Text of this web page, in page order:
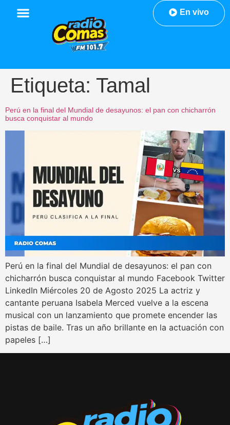
En vivo
Etiqueta: Tamal
Perú en la final del Mundial de desayunos: el pan con chicharrón
busca conquistar al mundo
Perú en la final del Mundial de desayunos: el pan con
chicharrón busca conquistar al mundo Facebook Twitter
LinkedIn Miércoles 20 de Agosto 2025 La actriz y
cantante peruana Isabela Merced vuelve a la escena
musical con un lanzamiento que promete encender las
pistas de baile. Tras un año brillante en la actuación con
papeles […]